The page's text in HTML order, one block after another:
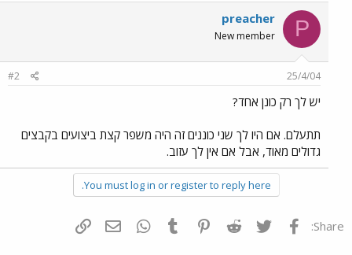
P
preacher
New member
25/4/04
#2
יש לך רק כונן אחד?
תתעלם. אם היו לך שני כוננים זה היה משפר קצת ביצועים בקבצים
גדולים מאוד, אבל אם אין לך עזוב.
You must log in or register to reply here.
Share: פייסבוק Twitter
Reddit
Pinterest
Tumblr
WhatsAppדואר אלקטרוני